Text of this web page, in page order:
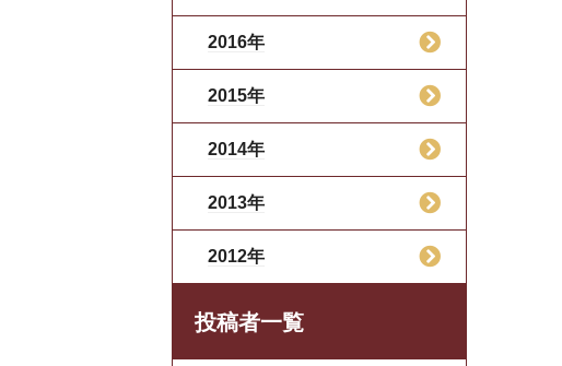
2016年
2015年
2014年
2013年
2012年
投稿者一覧